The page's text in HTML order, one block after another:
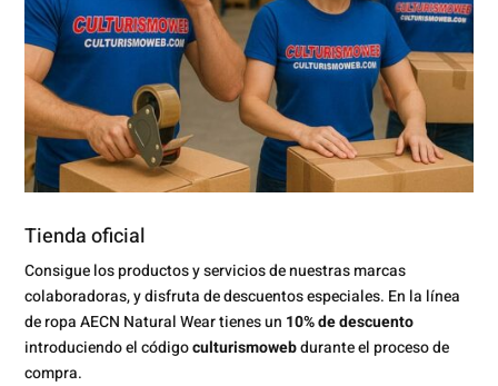
Tienda oficial
Consigue los productos y servicios de nuestras marcas
colaboradoras, y disfruta de descuentos especiales. En la línea
de ropa AECN Natural Wear tienes un 10% de descuento
introduciendo el códigoculturismowebdurante el proceso de
compra.